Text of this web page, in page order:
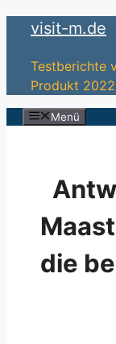
Zum
springen
visit-m.de
Testberichte
Produkt 2022
Menü
die